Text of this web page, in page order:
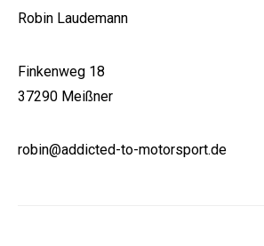
Robin Laudemann
Finkenweg 18
37290 Meißner
robin@addicted-to-motorsport.de